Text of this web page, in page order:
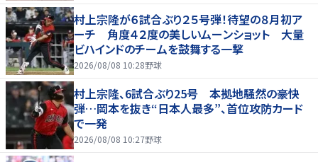
村上宗隆が６試合ぶり２５号弾！待望の８月初ア
ーチ 角度４２度の美しいムーンショット 大量
ビハインドのチームを鼓舞する一撃
2026/08/08 10:28野球
村上宗隆、6試合ぶり25号 本拠地騒然の豪快
弾…岡本を抜き“日本人最多”、首位攻防カード
で一発
2026/08/08 10:27野球